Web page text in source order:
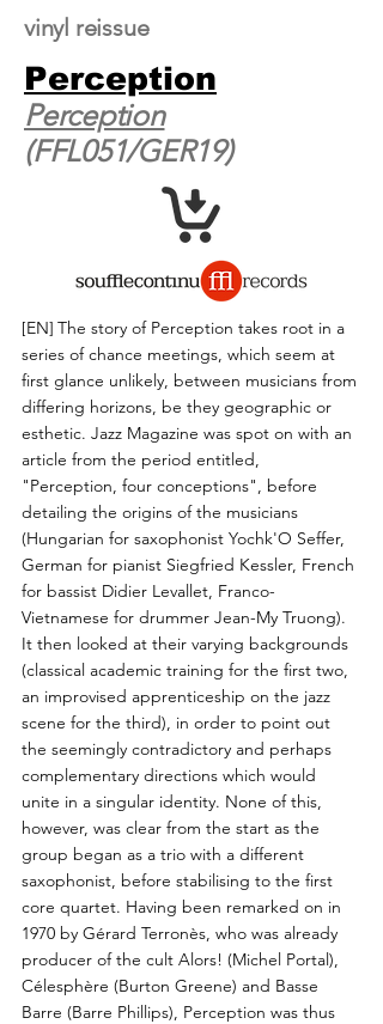
vinyl reissue
Perception
Perception
(FFL051/GER19)
[EN]The story of Perception takes root in a
series of chance meetings, which seem at
first glance unlikely, between musicians from
differing horizons, be they geographic or
esthetic. Jazz Magazine was spot on with an
article from the period entitled,
"Perception, four conceptions", before
detailing the origins of the musicians
(Hungarian for saxophonist Yochk'O Seffer,
German for pianist Siegfried Kessler, French
for bassist Didier Levallet, Franco-
Vietnamese for drummer Jean-My Truong).
It then looked at their varying backgrounds
(classical academic training for the first two,
an improvised apprenticeship on the jazz
scene for the third), in order to point out
the seemingly contradictory and perhaps
complementary directions which would
unite in a singular identity. None of this,
however, was clear from the start as the
group began as a trio with a different
saxophonist, before stabilising to the first
core quartet. Having been remarked on in
1970 by Gérard Terronès, who was already
producer of the cult Alors! (Michel Portal),
Célesphère (Burton Greene) and Basse
Barre (Barre Phillips), Perception was thus